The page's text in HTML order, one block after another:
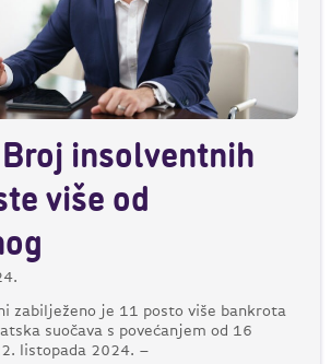
insolventnih
više od
zabilježeno je 11 posto više bankrota
suočava s povećanjem od 16
listopada 2024. –